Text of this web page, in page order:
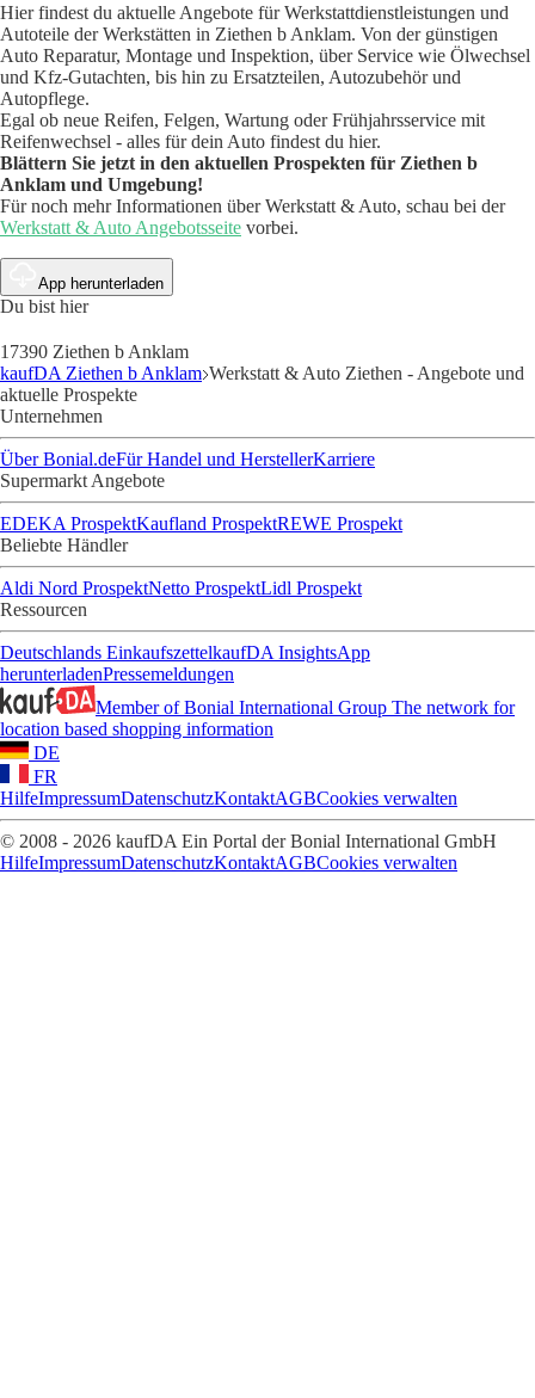
Hier findest du aktuelle Angebote für Werkstattdienstleistungen und
Autoteile der Werkstätten in Ziethen b Anklam. Von der günstigen
Auto Reparatur, Montage und Inspektion, über Service wie Ölwechsel
und Kfz-Gutachten, bis hin zu Ersatzteilen, Autozubehör und
Autopflege.
Egal ob neue Reifen, Felgen, Wartung oder Frühjahrsservice mit
Reifenwechsel - alles für dein Auto findest du hier.
Blättern Sie jetzt in den aktuellen Prospekten für Ziethen b
Anklam und Umgebung!
Für noch mehr Informationen über Werkstatt & Auto, schau bei der
Werkstatt & Auto Angebotsseite vorbei.
App herunterladen
Du bist hier
17390 Ziethen b Anklam
kaufDA Ziethen b Anklam Werkstatt & Auto Ziethen - Angebote und
aktuelle Prospekte
Unternehmen
Über Bonial.deFür Handel und HerstellerKarriere
Supermarkt Angebote
EDEKA ProspektKaufland ProspektREWE Prospekt
Beliebte Händler
Aldi Nord ProspektNetto ProspektLidl Prospekt
Ressourcen
Deutschlands EinkaufszettelkaufDA InsightsApp
herunterladenPressemeldungen
Member of Bonial International Group The network for
location based shopping information
DE
FR
HilfeImpressumDatenschutzKontaktAGBCookies verwalten
© 2008 - 2026 kaufDA Ein Portal der Bonial International GmbH
HilfeImpressumDatenschutzKontaktAGBCookies verwalten